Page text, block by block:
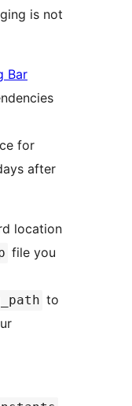
is not
Bar
for
after
location
file you
to